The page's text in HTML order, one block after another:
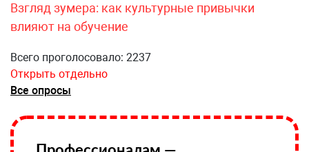
Взгляд зумера: как культурные привычки
влияют на обучение
Всего проголосовало: 2237
Открыть отдельно
Все опросы